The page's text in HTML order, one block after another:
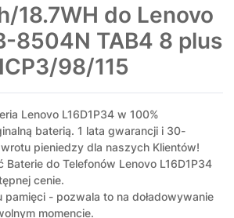
18.7WH do Lenovo
8504N TAB4 8 plus
98/115
Lenovo L16D1P34 w 100%
baterią. 1 lata gwarancji i 30-
pieniedzy dla naszych Klientów!
Baterie do Telefonów Lenovo L16D1P34
cenie.
pamięci - pozwala to na doładowywanie
momencie.